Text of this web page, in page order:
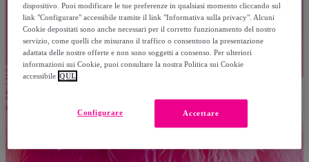
dispositivo. Puoi modificare le tue preferenze in qualsiasi momento cliccando sul
link "Configurare" accessibile tramite il link "Informativa sulla privacy". Alcuni
Cookie depositati sono anche necessari per il corretto funzionamento del nostro
servizio, come quelli che misurano il traffico o consentono la presentazione
adattata delle nostre offerte e non sono soggetti a consenso. Per ulteriori
informazioni sui Cookie, puoi consultare la nostra Politica sui Cookie
accessibile QUI.
Accettare
Configurare